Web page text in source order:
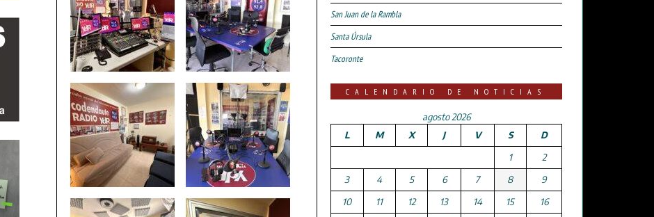
San Juan de la Rambla
Santa Úrsula
Tacoronte
CALENDARIO DE NOTICIAS
agosto 2026
L
M X J V S
D
1
2
3
4 5 6 7 8
9
10
11 12 13 14 15
16